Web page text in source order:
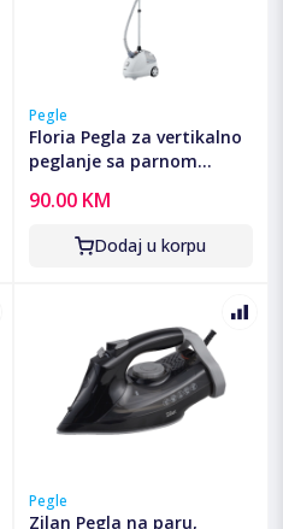
Pegle
Floria Pegla za vertikalno
peglanje sa parnom
ZLN3829
90.00 KM
Dodaj u korpu
Pegle
Zilan Pegla na paru,